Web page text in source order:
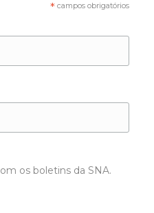
* campos obrigatórios
os boletins da SNA.